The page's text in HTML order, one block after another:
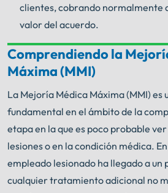
clientes, cobrando normalmente
valor del acuerdo.
Su búsqueda de ayuda
¡Obtenga asesoría legal
Enviar
información
Chicago sabe lo que debe
momento en que firma con
comenzamos a
Comprendiendo la
Máxima (MMI)
La Mejoría Médica Máxima (MMI) es
fundamental en el ámbito de la
etapa en la que es poco probable
lesiones o en la condición médica.
empleado lesionado ha llegado a un
cualquier tratamiento adicional no